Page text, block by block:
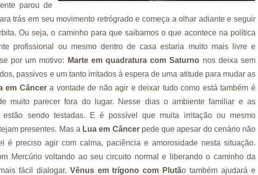
parou de
trás em seu movimento retrógrado e começa a olhar adiante e seguir
Ou seja, o caminho para que saibamos o que acontece na política
profissional ou mesmo dentro de casa estaria muito mais livre e
por um motivo:
Marte em quadratura com Saturno nos deixa sem
passivos e um tanto irritados à espera de uma atitude para mudar as
em Câncera vontade de não agir e deixar tudo como está também é
muito parecer fora do lugar. Nesse dias o ambiente familiar e as
estão sendo testadas. E é possível que muita irritação ou mesmo
presentes. Mas a Lua em Câncerpede que apesar do cenário não
é preciso agir com calma, paciência e amorosidade nesta situação.
Mercúrio voltando ao seu circuito normal e liberando o caminho da
fácil dialogar. Vênus em trígono com Plutão também ajudará e